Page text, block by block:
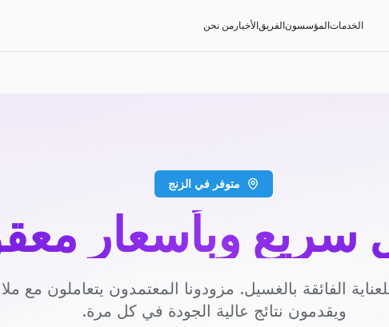
الخدماتالمؤسسونالفريقالأخبار من نحن
متوفر في الزنج
وبأسعار
الفائقة بالغسيل. مزودونا المعتمدون يتعاملون مع
ويقدمون نتائج عالية الجودة في كل مرة.